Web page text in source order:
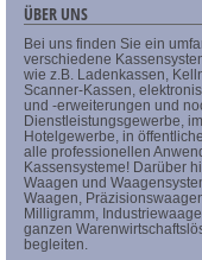
ÜBER UNS
Bei uns finden Sie ein
verschiedene
wie z.B. Ladenkassen,
Scanner-Kassen,
und -erweiterungen und
Dienstleistungsgewerbe,
Hotelgewerbe, in
alle professionellen
Kassensysteme! Darüber
Waagen und
Waagen,
Milligramm,
ganzen
begleiten.